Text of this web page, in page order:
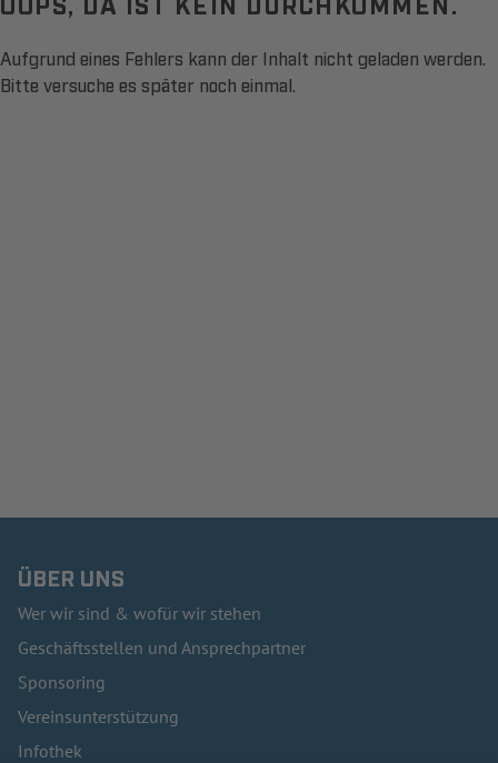
Aufgrund eines Fehlers kann der Inhalt nicht geladen werden.
Bitte versuche es später noch einmal.
ÜBER UNS
Wer wir sind & wofür wir stehen
Geschäftsstellen und Ansprechpartner
Sponsoring
Vereinsunterstützung
Infothek